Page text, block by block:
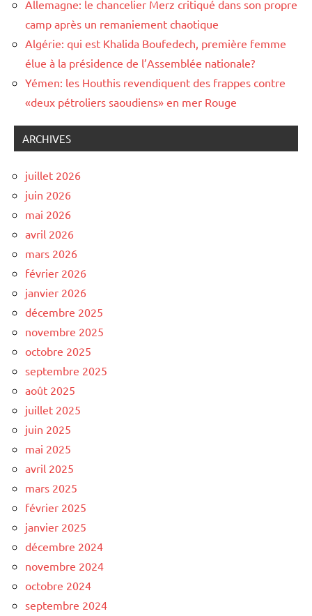
Allemagne: le chancelier Merz critiqué dans son propre
camp après un remaniement chaotique
Algérie: qui est Khalida Boufedech, première femme
élue à la présidence de l’Assemblée nationale?
Yémen: les Houthis revendiquent des frappes contre
«deux pétroliers saoudiens» en mer Rouge
ARCHIVES
juillet 2026
juin 2026
mai 2026
avril 2026
mars 2026
février 2026
janvier 2026
décembre 2025
novembre 2025
octobre 2025
septembre 2025
août 2025
juillet 2025
juin 2025
mai 2025
avril 2025
mars 2025
février 2025
janvier 2025
décembre 2024
novembre 2024
octobre 2024
septembre 2024